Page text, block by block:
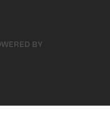
BY